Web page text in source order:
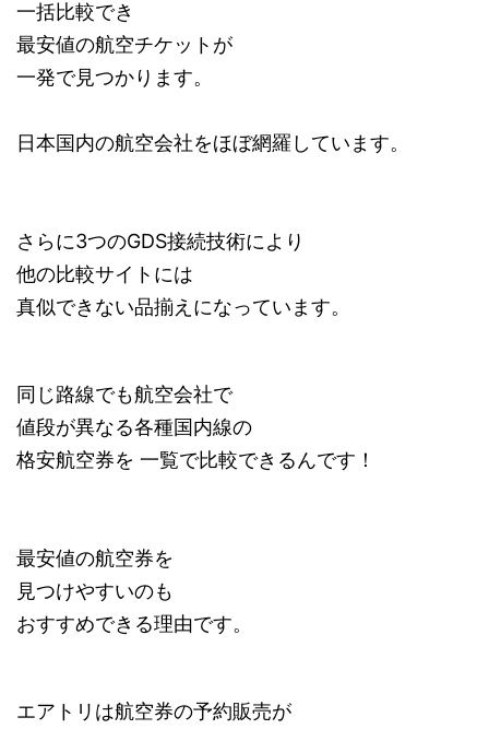
一括比較でき
最安値の航空チケットが
一発で見つかります。
日本国内の航空会社をほぼ網羅しています。
さらに3つのGDS接続技術により
他の比較サイトには
真似できない品揃えになっています。
同じ路線でも航空会社で
値段が異なる各種国内線の
格安航空券を 一覧で比較できるんです！
最安値の航空券を
見つけやすいのも
おすすめできる理由です。
エアトリは航空券の予約販売が